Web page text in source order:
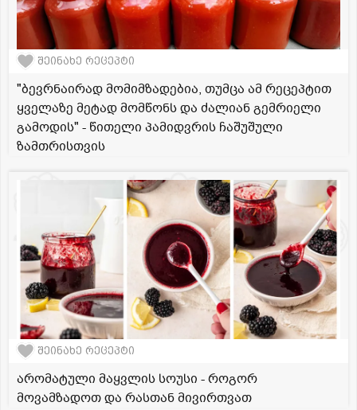
შეინახე რეცეპტი
"ბევრნაირად მომიმზადებია, თუმცა ამ რეცეპტით
ყველაზე მეტად მომწონს და ძალიან გემრიელი
გამოდის" - წითელი პამიდვრის ჩაშუშული
ზამთრისთვის
შეინახე რეცეპტი
არომატული მაყვლის სოუსი - როგორ
მოვამზადოთ და რასთან მივირთვათ